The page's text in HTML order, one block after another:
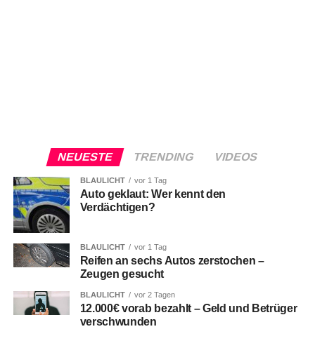
NEUESTE TRENDING VIDEOS
BLAULICHT vor 1 Tag
Auto geklaut: Wer kennt den
Verdächtigen?
BLAULICHT vor 1 Tag
Reifen an sechs Autos zerstochen –
Zeugen gesucht
BLAULICHT vor 2 Tagen
12.000€ vorab bezahlt – Geld und Betrüger
verschwunden